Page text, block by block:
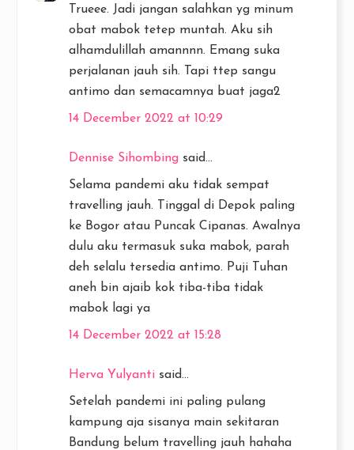
Trueee. Jadi jangan salahkan yg minum
obat mabok tetep muntah. Aku sih
alhamdulillah amannnn. Emang suka
perjalanan jauh sih. Tapi ttep sangu
antimo dan semacamnya buat jaga2
14 December 2022 at 10:29
Dennise Sihombing said...
Selama pandemi aku tidak sempat
travelling jauh. Tinggal di Depok paling
ke Bogor atau Puncak Cipanas. Awalnya
dulu aku termasuk suka mabok, parah
deh selalu tersedia antimo. Puji Tuhan
aneh bin ajaib kok tiba-tiba tidak
mabok lagi ya
14 December 2022 at 15:28
Herva Yulyanti said...
Setelah pandemi ini paling pulang
kampung aja sisanya main sekitaran
Bandung belum travelling jauh hahaha